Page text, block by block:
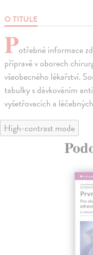
O TITULE
Potřebné informace
přípravě v oborech
všeobecného lékařství.
tabulky s dávkováním
vyšetřovacích a
High-contrast mode